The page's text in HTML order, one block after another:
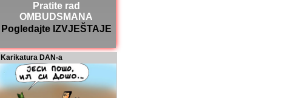
Pratite rad
OMBUDSMANA
Pogledajte IZVJEŠTAJE
Karikatura DAN-a